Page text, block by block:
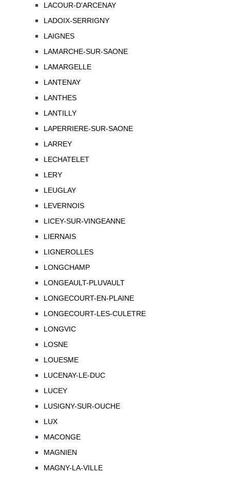
LACOUR-D'ARCENAY
LADOIX-SERRIGNY
LAIGNES
LAMARCHE-SUR-SAONE
LAMARGELLE
LANTENAY
LANTHES
LANTILLY
LAPERRIERE-SUR-SAONE
LARREY
LECHATELET
LERY
LEUGLAY
LEVERNOIS
LICEY-SUR-VINGEANNE
LIERNAIS
LIGNEROLLES
LONGCHAMP
LONGEAULT-PLUVAULT
LONGECOURT-EN-PLAINE
LONGECOURT-LES-CULETRE
LONGVIC
LOSNE
LOUESME
LUCENAY-LE-DUC
LUCEY
LUSIGNY-SUR-OUCHE
LUX
MACONGE
MAGNIEN
MAGNY-LA-VILLE